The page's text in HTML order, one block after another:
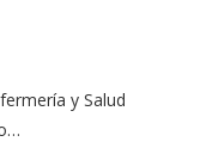
y Salud